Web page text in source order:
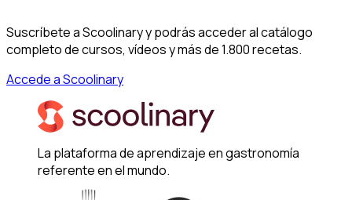
Suscríbete a Scoolinary y podrás acceder al catálogo
completo de cursos, vídeos y más de 1.800 recetas.
Accede a Scoolinary
La plataforma de aprendizaje en gastronomía
referente en el mundo.